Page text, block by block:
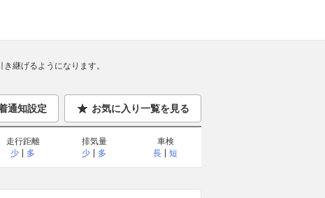
継げるようになります。
通知設定 お気に入り一覧を見る
走行距離
少
多
排気量
少
多
車検
長
短